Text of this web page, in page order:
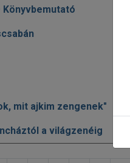
Könyvbemutató
mit ajkim zengenek"
a világzenéig